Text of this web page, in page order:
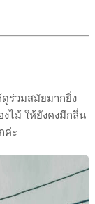
ดูร่วมสมัยมากยิ่ง
ไม้ ให้ยังคงมีกลิ่น
ค่ะ